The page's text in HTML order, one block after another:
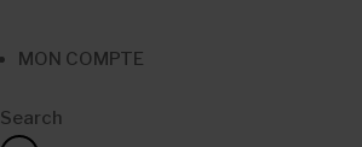
MON COMPTE
Search